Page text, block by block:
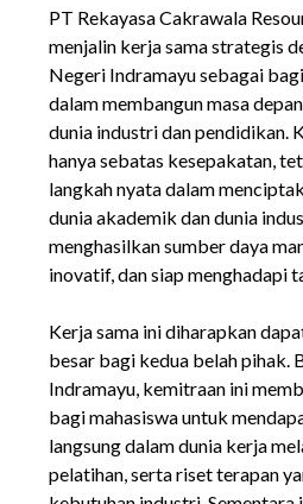
PT Rekayasa Cakrawala
menjalin kerja sama strategis
Negeri Indramayu sebagai
dalam membangun masa
dunia industri dan pendidikan.
hanya sebatas kesepakatan,
langkah nyata dalam
dunia akademik dan dunia
menghasilkan sumber daya
inovatif, dan siap menghadapi
Kerja sama ini diharapkan
besar bagi kedua belah
Indramayu, kemitraan ini
bagi mahasiswa untuk
langsung dalam dunia kerja
pelatihan, serta riset terapan